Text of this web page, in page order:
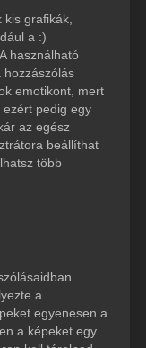
grafikák,
a :)
használható
hozzászólás
emotikont, mert
ezért pedig egy
az egész
beállíthat
több
a
egyenesen a
a képeket egy